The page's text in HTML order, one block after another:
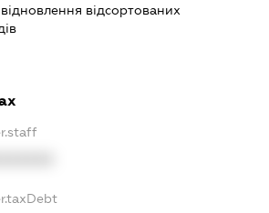
відновлення відсортованих